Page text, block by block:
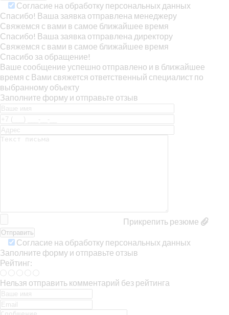
Согласие на обработку персональных данных
Спасибо! Ваша заявка отправлена менеджеру
Свяжемся с вами в самое ближайшее время
Спасибо! Ваша заявка отправлена директору
Свяжемся с вами в самое ближайшее время
Спасибо за обращение!
Ваше сообщение успешно отправлено и в ближайшее
время с Вами свяжется ответственный специалист по
выбранному объекту
Заполните форму и отправьте отзыв
Прикрепить резюме
Согласие на обработку персональных данных
Заполните форму и отправьте отзыв
Рейтинг:
Нельзя отправить комментарий без рейтинга